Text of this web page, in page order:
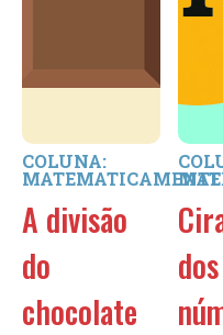
COLUNA:
MATEMATICAMENTE
A divisão
do
chocolate
dos